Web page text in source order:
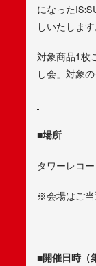
になった
しいたします
対象商品1枚
し会」対象
■場所
タワーレコ
※会場はご当
■開催日時（